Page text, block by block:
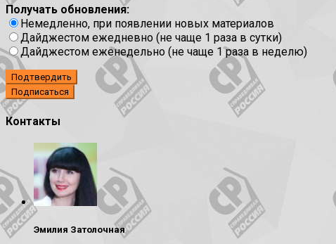
Получать обновления:
Немедленно, при появлении новых материалов
Дайджестом ежедневно (не чаще 1 раза в сутки)
Дайджестом еженедельно (не чаще 1 раза в неделю)
Подтвердить
Контакты
Эмилия Затолочная